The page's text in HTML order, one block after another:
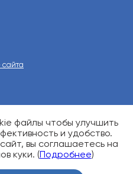
у
файлы чтобы улучшить
и удобство.
вы соглашаетесь на
куки. (Подробнее)